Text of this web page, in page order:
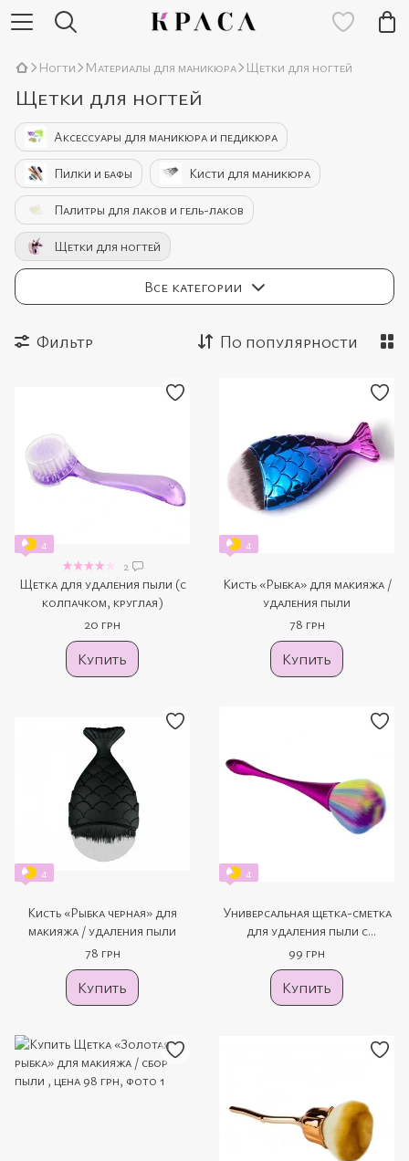
Ногти Материалы для маникюра Щетки для ногтей
Щетки для ногтей
Аксессуары для маникюра и педикюра
Пилки и бафы Кисти для маникюра
Палитры для лаков и гель-лаков
Щетки для ногтей
Подставки для фрез, кистей, пилок
Фольга для снятия гель-лака
Все категории
Фильтр По популярности
4
2
Щетка для удаления пыли (с
колпачком, круглая)
20 грн
Купить
4
Кисть «Рыбка» для макияжа /
удаления пыли
78 грн
Купить
4
Кисть «Рыбка черная» для
макияжа / удаления пыли
78 грн
Купить
4
Универсальная щетка-сметка
для удаления пыли с
длинной ручкой
99 грн
Купить